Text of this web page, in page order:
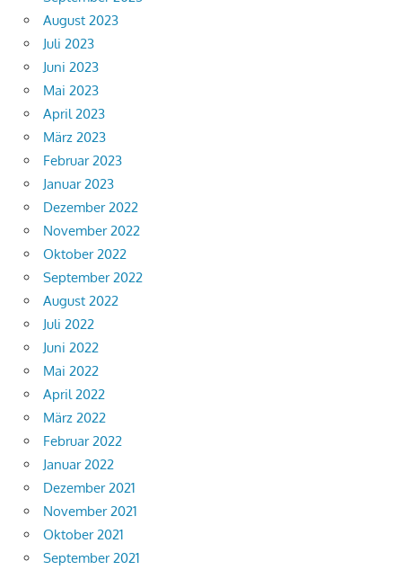
August 2023
Juli 2023
Juni 2023
Mai 2023
April 2023
März 2023
Februar 2023
Januar 2023
Dezember 2022
November 2022
Oktober 2022
September 2022
August 2022
Juli 2022
Juni 2022
Mai 2022
April 2022
März 2022
Februar 2022
Januar 2022
Dezember 2021
November 2021
Oktober 2021
September 2021